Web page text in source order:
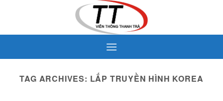
TAG ARCHIVES: LẮP TRUYỀN HÌNH KOREA